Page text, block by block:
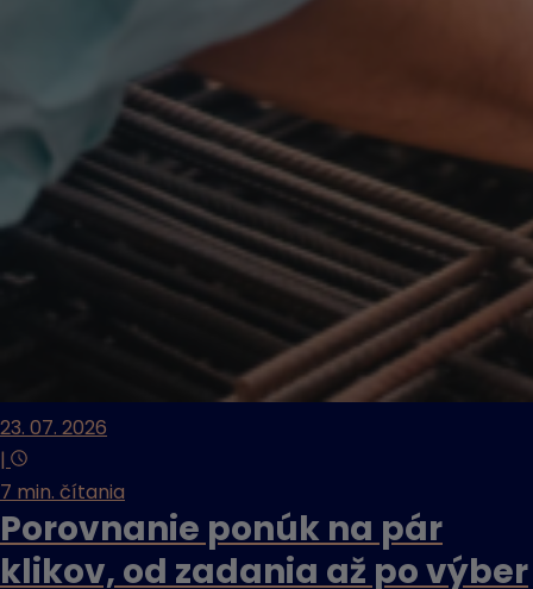
23. 07. 2026
|
7 min. čítania
Porovnanie ponúk na pár
klikov, od zadania až po výber